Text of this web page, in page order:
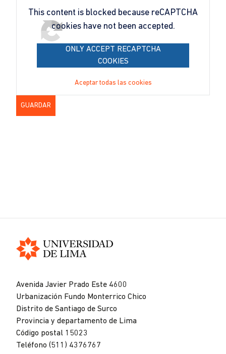
This content is blocked because reCAPTCHA
cookies have not been accepted.
ONLY ACCEPT RECAPTCHA
COOKIES
Aceptar todas las cookies
Avenida Javier Prado Este 4600
Urbanización Fundo Monterrico Chico
Distrito de Santiago de Surco
Provincia y departamento de Lima
Código postal 15023
Teléfono (511) 4376767